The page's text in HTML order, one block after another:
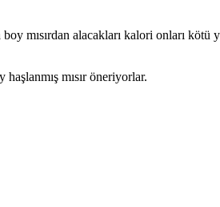
mısırdan alacakları kalori onları
mısır öneriyorlar.